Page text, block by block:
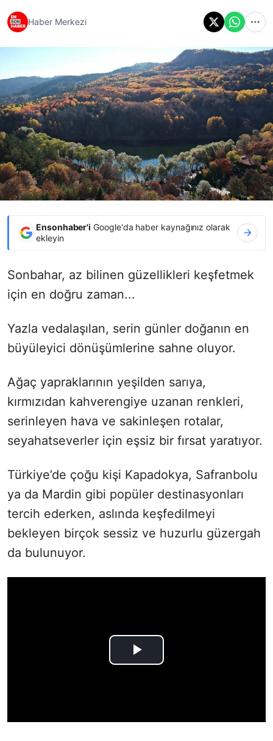
Haber Merkezi
Ensonhaber'i Google'da haber kaynağınız olarak
ekleyin
Sonbahar, az bilinen güzellikleri keşfetmek
için en doğru zaman...
Yazla vedalaşılan, serin günler doğanın en
büyüleyici dönüşümlerine sahne oluyor.
Ağaç yapraklarının yeşilden sarıya,
kırmızıdan kahverengiye uzanan renkleri,
serinleyen hava ve sakinleşen rotalar,
seyahatseverler için eşsiz bir fırsat yaratıyor.
Türkiye’de çoğu kişi Kapadokya, Safranbolu
ya da Mardin gibi popüler destinasyonları
tercih ederken, aslında keşfedilmeyi
bekleyen birçok sessiz ve huzurlu güzergah
da bulunuyor.